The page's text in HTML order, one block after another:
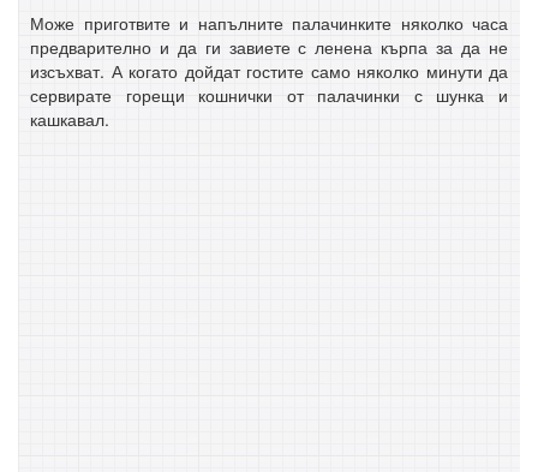
Може приготвите и напълните палачинките няколко часа
предварително и да ги завиете с ленена кърпа за да не
изсъхват. А когато дойдат гостите само няколко минути да
сервирате горещи кошнички от палачинки с шунка и
кашкавал.